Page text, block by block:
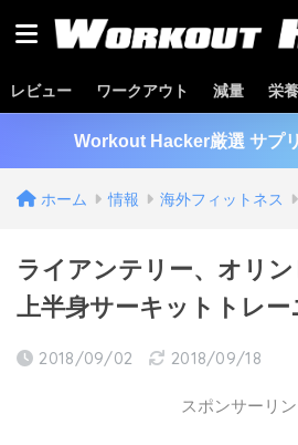
レビュー ワークアウト 減量 栄養
Workout Hacker厳選 サプ
ホーム 情報 海外フィットネス
ライアンテリー、オリ
上半身サーキットトレー
2018/09/02 2018/09/18
スポンサーリン